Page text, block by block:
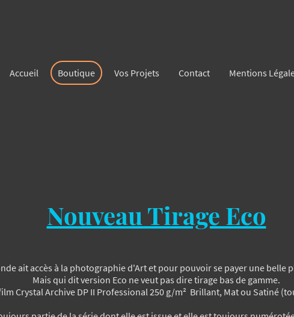
Accueil Boutique Vos Projets Contact Mentions
Nouveau Tirage Eco
ait accès à la photographie d'Art et pour pouvoir se payer une belle
Mais qui dit version Eco ne veut pas dire tirage bas de gamme.
Crystal Archive DP II Professional​ 250 g/m² Brillant, Mat ou Satiné